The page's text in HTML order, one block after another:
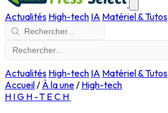
Actualités High-tech IA Matériel & Tutos
Actualités High-tech IA Matériel & Tutos
Accueil/ À la une/ High-tech
HIGH-TECH